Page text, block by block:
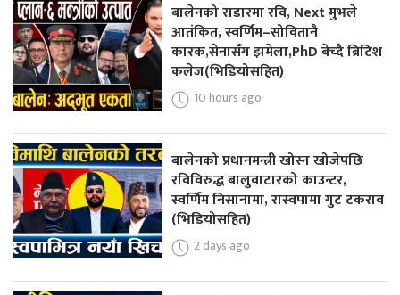
बालेनको राडारमा रवि, Next मुभले
आतंकित, स्वर्णिम–सोवितानै
कारक,सेनासँग झमेला,PhD बेच्दै ब्रिटिश
कलेज(भिडियोसहित)
10 hours ago
बालेनको प्रधानमन्त्री खोस्न खोजेपछि
रविविरुद्ध बालुवाटारको काउन्टर,
स्वर्णिम निसानामा, रास्वपामा गुट टकराव
(भिडियोसहित)
2 days ago